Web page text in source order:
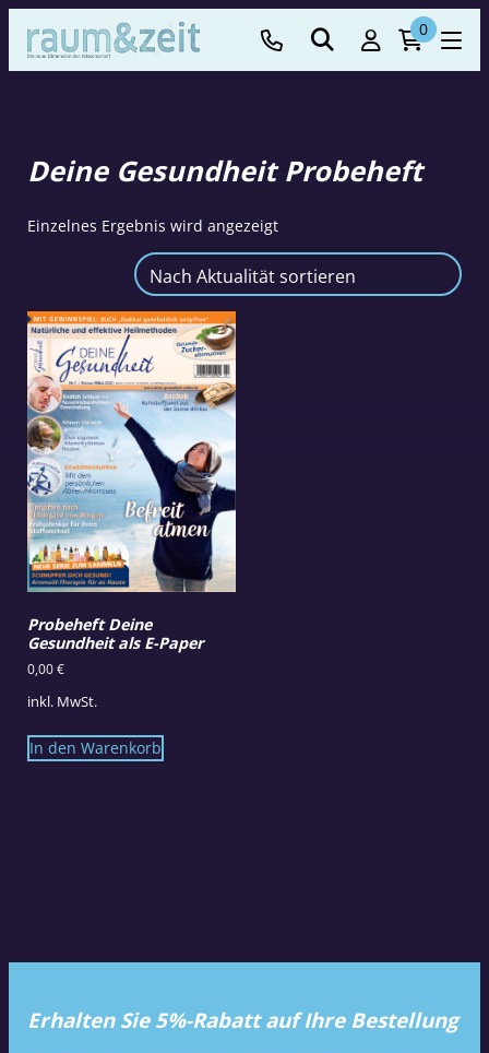
0
Deine Gesundheit Probeheft
Einzelnes Ergebnis wird angezeigt
Probeheft Deine
Gesundheit als E-Paper
0,00€
inkl. MwSt.
In den Warenkorb
Erhalten Sie 5%-Rabatt auf Ihre Bestellung